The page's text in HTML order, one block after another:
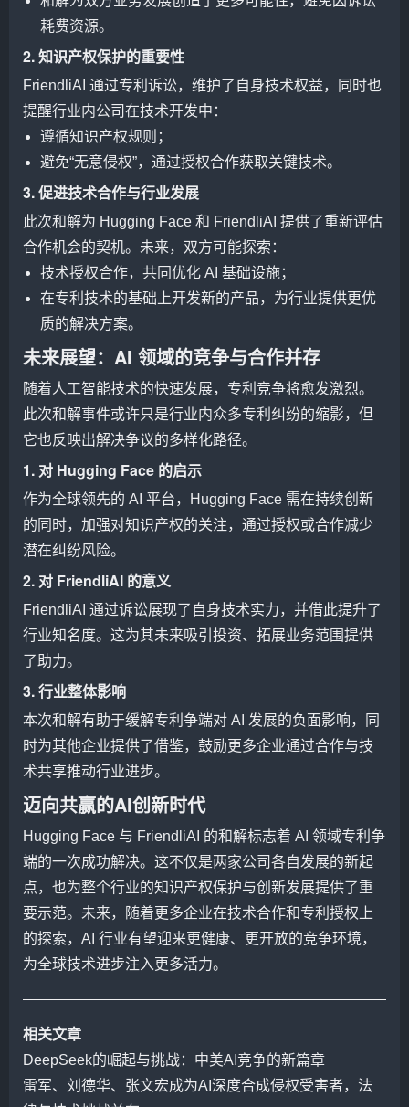
耗费资源。
2. 知识产权保护的重要性
FriendliAI 通过专利诉讼，维护了自身技术权益，同时也
提醒行业内公司在技术开发中：
遵循知识产权规则；
避免“无意侵权”，通过授权合作获取关键技术。
3. 促进技术合作与行业发展
此次和解为 Hugging Face 和 FriendliAI 提供了重新评估
合作机会的契机。未来，双方可能探索：
技术授权合作，共同优化 AI 基础设施；
在专利技术的基础上开发新的产品，为行业提供更优
质的解决方案。
未来展望：AI 领域的竞争与合作并存
随着人工智能技术的快速发展，专利竞争将愈发激烈。
此次和解事件或许只是行业内众多专利纠纷的缩影，但
它也反映出解决争议的多样化路径。
1. 对 Hugging Face 的启示
作为全球领先的 AI 平台，Hugging Face 需在持续创新
的同时，加强对知识产权的关注，通过授权或合作减少
潜在纠纷风险。
2. 对 FriendliAI 的意义
FriendliAI 通过诉讼展现了自身技术实力，并借此提升了
行业知名度。这为其未来吸引投资、拓展业务范围提供
了助力。
3. 行业整体影响
本次和解有助于缓解专利争端对 AI 发展的负面影响，同
时为其他企业提供了借鉴，鼓励更多企业通过合作与技
术共享推动行业进步。
迈向共赢的AI创新时代
Hugging Face 与 FriendliAI 的和解标志着 AI 领域专利争
端的一次成功解决。这不仅是两家公司各自发展的新起
点，也为整个行业的知识产权保护与创新发展提供了重
要示范。未来，随着更多企业在技术合作和专利授权上
的探索，AI 行业有望迎来更健康、更开放的竞争环境，
为全球技术进步注入更多活力。
相关文章
DeepSeek的崛起与挑战：中美AI竞争的新篇章
雷军、刘德华、张文宏成为AI深度合成侵权受害者，法